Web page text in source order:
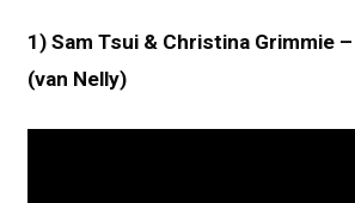
1) Sam Tsui & Christina Grimmie
(van Nelly)